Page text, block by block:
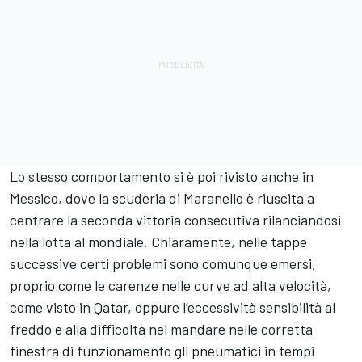
Lo stesso comportamento si è poi rivisto anche in
Messico, dove la scuderia di Maranello è riuscita a
centrare la seconda vittoria consecutiva rilanciandosi
nella lotta al mondiale. Chiaramente, nelle tappe
successive certi problemi sono comunque emersi,
proprio come le carenze nelle curve ad alta velocità,
come visto in Qatar, oppure l’eccessività sensibilità al
freddo e alla difficoltà nel mandare nelle corretta
finestra di funzionamento gli pneumatici in tempi